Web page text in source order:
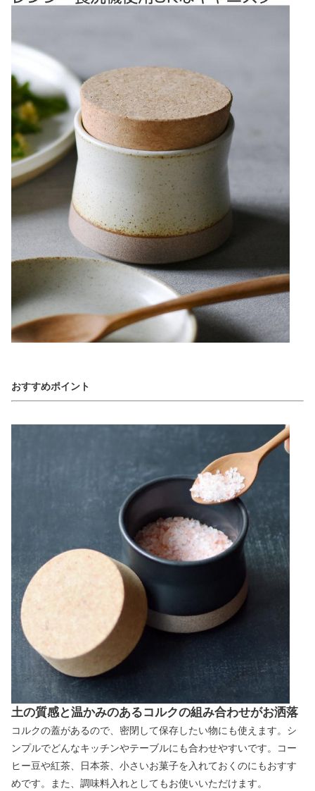
おすすめポイント
土の質感と温かみのあるコルクの組み合わせがお洒落
コルクの蓋があるので、密閉して保存したい物にも使えます。シ
ンプルでどんなキッチンやテーブルにも合わせやすいです。コー
ヒー豆や紅茶、日本茶、小さいお菓子を入れておくのにもおすす
めです。また、調味料入れとしてもお使いいただけます。